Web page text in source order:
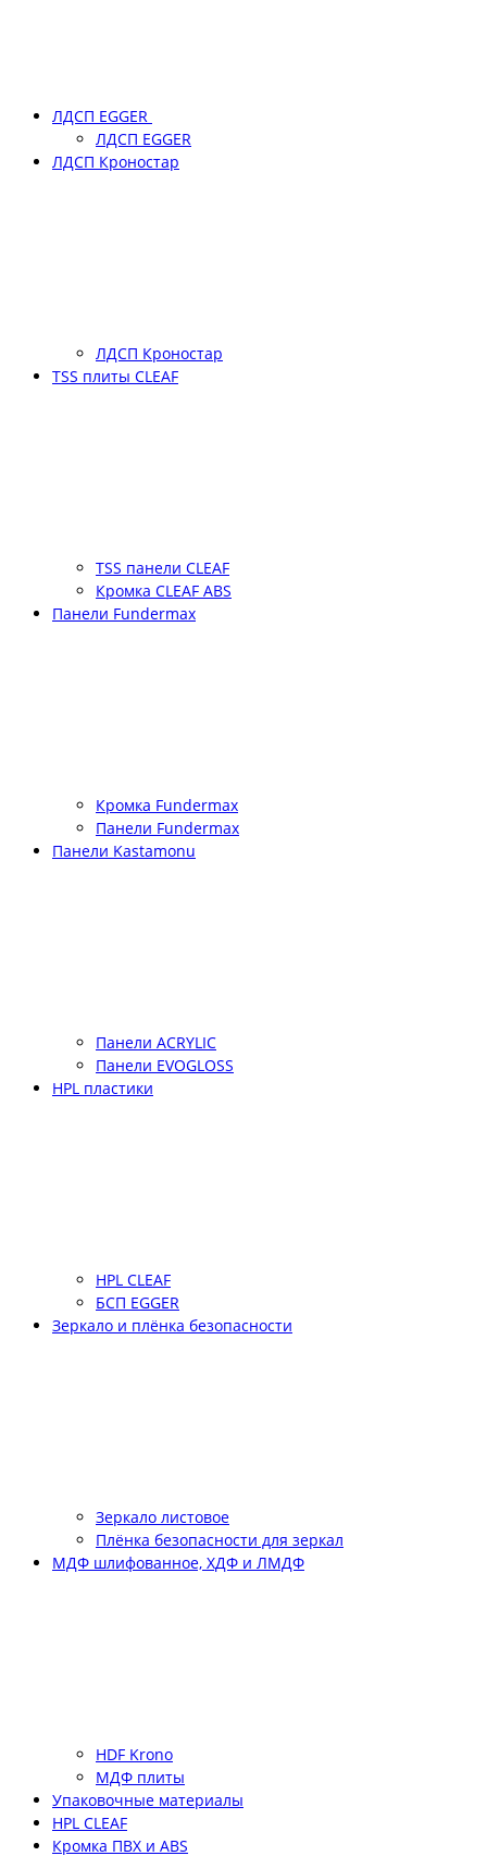
ЛДСП EGGER
ЛДСП EGGER
ЛДСП Кроностар
ЛДСП Кроностар
TSS плиты CLEAF
TSS панели CLEAF
Кромка CLEAF ABS
Панели Fundermax
Кромка Fundermax
Панели Fundermax
Панели Kastamonu
Панели ACRYLIC
Панели EVOGLOSS
HPL пластики
HPL CLEAF
БСП EGGER
Зеркало и плёнка безопасности
Зеркало листовое
Плёнка безопасности для зеркал
МДФ шлифованное, ХДФ и ЛМДФ
HDF Krono
МДФ плиты
Упаковочные материалы
HPL CLEAF
Кромка ПВХ и ABS